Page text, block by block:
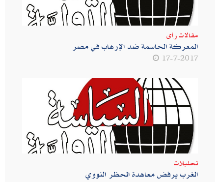
مقالات رأى
المعركة الحاسمة ضد الإرهاب في مصر
17-7-2017
تحليلات
الغرب يرفض معاهدة الحظر النووي